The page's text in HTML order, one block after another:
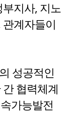
지사, 지노
계자들이
성공적인
협력체계
가능발전